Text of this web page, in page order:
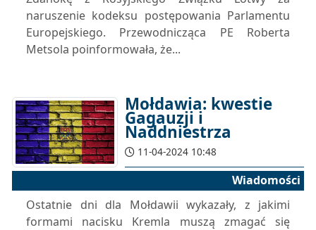
naruszenie kodeksu postępowania Parlamentu
Europejskiego. Przewodnicząca PE Roberta
Metsola poinformowała, że...
Mołdawia: kwestie
Gagauzji i
Naddniestrza
11-04-2024 10:48
Wiadomości
Ostatnie dni dla Mołdawii wykazały, z jakimi
formami nacisku Kremla muszą zmagać się